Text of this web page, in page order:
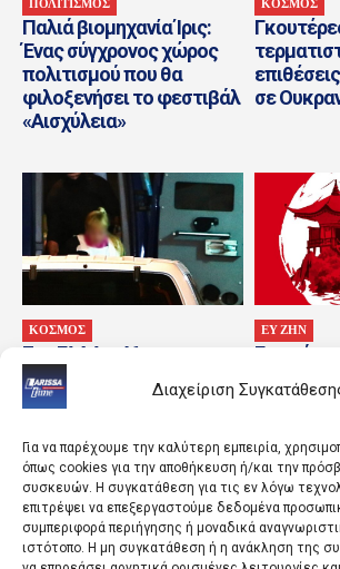
Διαχείριση
Για να παρέχουμε την καλύτερη εμπειρία,
όπως cookies για την αποθήκευση ή/και την
συσκευών. Η συγκατάθεση για τις εν λόγω
επιτρέψει να επεξεργαστούμε δεδομένα
συμπεριφορά περιήγησης ή μοναδικά
ιστότοπο. Η μη συγκατάθεση ή η ανάκληση της
Παλιά βιομηχανία Ίρις:
Ένας σύγχρονος χώρος
πολιτισμού που θα
φιλοξενήσει το φεστιβάλ
«Αισχύλεια»
σε
ΚΟΣΜΟΣ
Στη ΓΑΔΑ η 46χρονη της
Marfin – Οι πρώτες
φωτογραφίες από την
ΕΥ ΖΗΝ
διαδρομή